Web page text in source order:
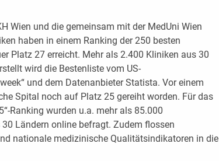
Wien und die gemeinsam mit der MedUni Wien
haben in einem Ranking der 250 besten
Platz 27 erreicht. Mehr als 2.400 Kliniken aus 30
wird die Bestenliste vom US-
und dem Datenanbieter Statista. Vor einem
Spital noch auf Platz 25 gereiht worden. Für das
Ranking wurden u.a. mehr als 85.000
Ländern online befragt. Zudem flossen
nationale medizinische Qualitätsindikatoren in die